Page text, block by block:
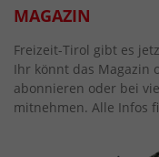
MAGAZIN
Freizeit-Tirol gibt es
Ihr könnt das Magazin
abonnieren oder bei
mitnehmen. Alle Infos